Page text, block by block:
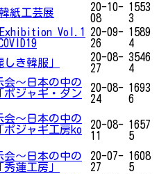
紙工芸展
20-10-
08
1553
3
Exhibition Vol.1
20-09-
26
1589
4
き韓服」
20-08-
27
3546
4
会〜日本の中の
ボジャギ・ダン
20-08-
24
1693
6
会〜日本の中の
ポジャギ工房ko
20-08-
11
1657
5
会〜日本の中の
蓮工房」
20-07-
27
1608
5